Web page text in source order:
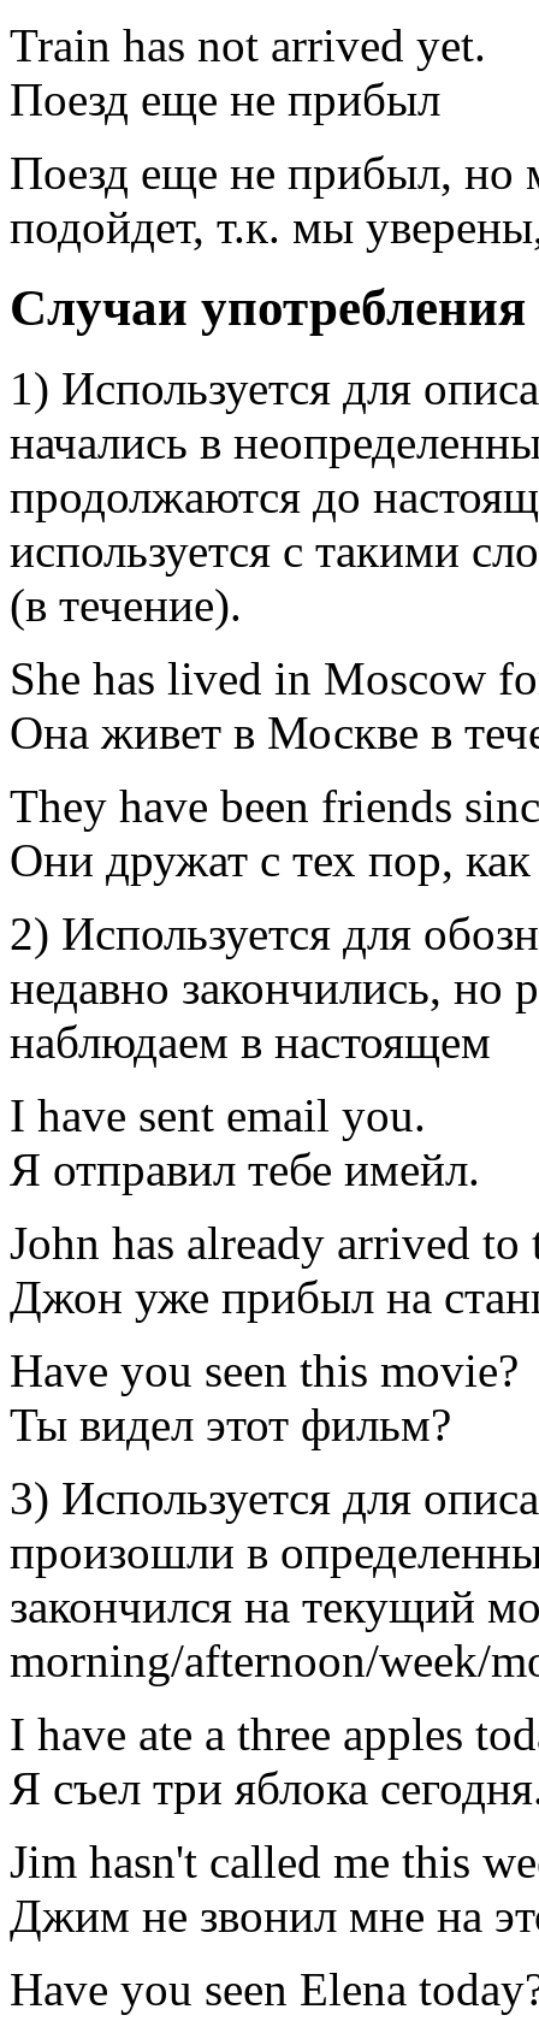
Train has not arrived yet.
Поезд еще не прибыл
Поезд еще не прибыл,
подойдет, т.к. мы
Случаи употребления
1) Используется для
начались в
продолжаются до
используется с такими
(в течение).
She has lived in Moscow
Она живет в Москве в
They have been friends
Они дружат с тех пор,
2) Используется для
недавно закончились, но
наблюдаем в настоящем
I have sent email you.
Я отправил тебе имейл.
John has already arrived to
Джон уже прибыл на
Have you seen this movie?
Ты видел этот фильм?
3) Используется для
произошли в
закончился на текущий
morning/afternoon/week/
I have ate a three apples
Я съел три яблока сегодня
Jim hasn't called me this
Джим не звонил мне на
Have you seen Elena today